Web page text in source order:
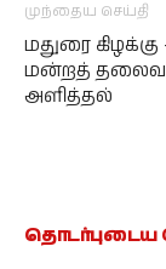
முந்தைய செய்தி
மதுரை
மன்றத்
அளித்தல்
தொடர்புடைய